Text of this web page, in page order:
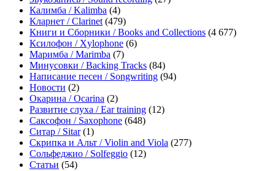
Калимба / Kalimba (4)
Кларнет / Clarinet (479)
Книги и Сборники / Books and Collections (4 677)
Ксилофон / Xylophone (6)
Маримба / Marimba (7)
Минусовки / Backing Tracks (84)
Написание песен / Songwriting (94)
Новости (2)
Окарина / Ocarina (2)
Развитие слуха / Ear training (12)
Саксофон / Saxophone (648)
Ситар / Sitar(1)
Скрипка и Альт / Violin and Viola (277)
Сольфеджио / Solfeggio (12)
Статьи (54)